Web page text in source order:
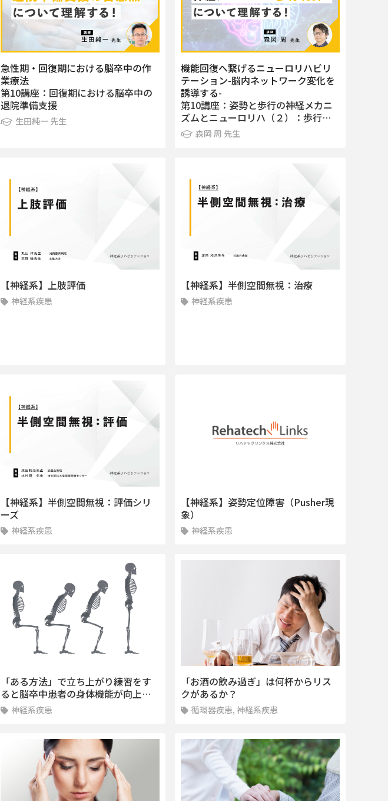
急性期・回復期における脳卒中の作
業療法
第10講座：回復期における脳卒中の
退院準備支援
生田純一 先生
機能回復へ繋げるニューロリハビリ
テーション-脳内ネットワーク変化を
誘導する-
第10講座：姿勢と歩行の神経メカニ
ズムとニューロリハ（２）：歩行…
森岡 周 先生
【神経系】上肢評価
神経系疾患
【神経系】半側空間無視：治療
神経系疾患
【神経系】半側空間無視：評価シリ
ーズ
神経系疾患
【神経系】姿勢定位障害（Pusher現
象）
神経系疾患
「ある方法」で立ち上がり練習をす
ると脳卒中患者の身体機能が向上…
神経系疾患
「お酒の飲み過ぎ」は何杯からリス
クがあるか？
循環器疾患, 神経系疾患